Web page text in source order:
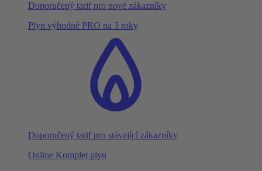
Doporučený tarif pro nové zákazníky
Plyn výhodně PRO na 3 roky
Doporučený tarif pro stávající zákazníky
Online Komplet plyn